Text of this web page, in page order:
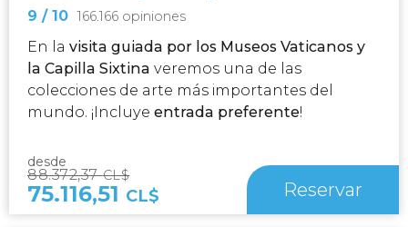
9 / 10 166.166 opiniones
En la visita guiada por los Museos Vaticanos y
la Capilla Sixtina veremos una de las
colecciones de arte más importantes del
mundo. ¡Incluye entrada preferente!
desde
88.372,37CL$
75.116,51 CL$ Reservar